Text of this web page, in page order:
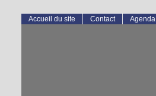
Accueil du site Contact Agenda